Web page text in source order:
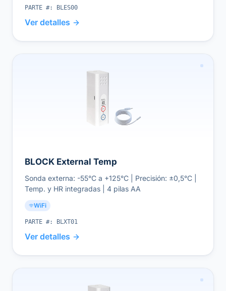
PARTE #: BLES00
Ver detalles
BLOCK External Temp
Sonda externa: -55°C a +125°C | Precisión: ±0,5°C |
Temp. y HR integradas | 4 pilas AA
WiFi
PARTE #: BLXT01
Ver detalles